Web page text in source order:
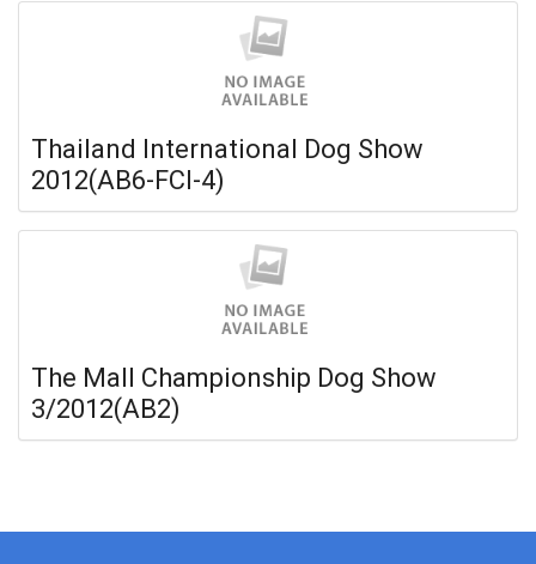
Thailand International Dog Show
2012(AB6-FCI-4)
The Mall Championship Dog Show
3/2012(AB2)